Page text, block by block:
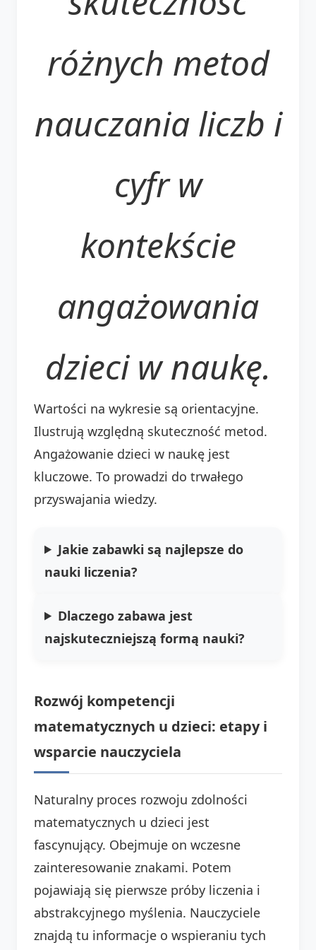
różnych metod
nauczania liczb i
cyfr w
kontekście
angażowania
dzieci w naukę.
Wartości na wykresie są orientacyjne.
Ilustrują względną skuteczność metod.
Angażowanie dzieci w naukę jest
kluczowe. To prowadzi do trwałego
przyswajania wiedzy.
Jakie zabawki są najlepsze do
nauki liczenia?
Dlaczego zabawa jest
najskuteczniejszą formą nauki?
Rozwój kompetencji
matematycznych u dzieci: etapy i
wsparcie nauczyciela
Naturalny proces rozwoju zdolności
matematycznych u dzieci jest
fascynujący. Obejmuje on wczesne
zainteresowanie znakami. Potem
pojawiają się pierwsze próby liczenia i
abstrakcyjnego myślenia. Nauczyciele
znajdą tu informacje o wspieraniu tych